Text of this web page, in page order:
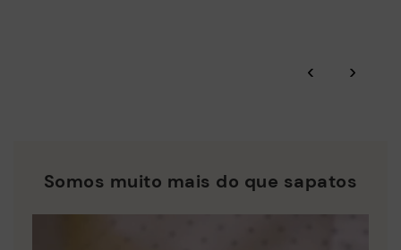
‹ ›
Somos muito mais do que sapatos